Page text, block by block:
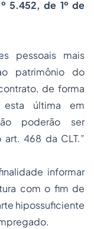
5.452, de 1º de
pessoais mais
patrimônio do
de forma
esta última em
poderão ser
468 da CLT.”
informar
com o fim de
hipossuficiente